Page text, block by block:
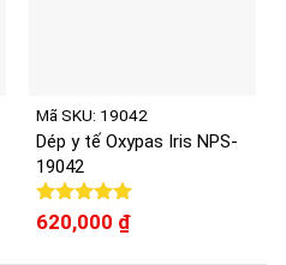
Mã SKU: 19042
Dép y tế Oxypas Iris NPS-
19042
Được xếp
hạng
620,000 ₫